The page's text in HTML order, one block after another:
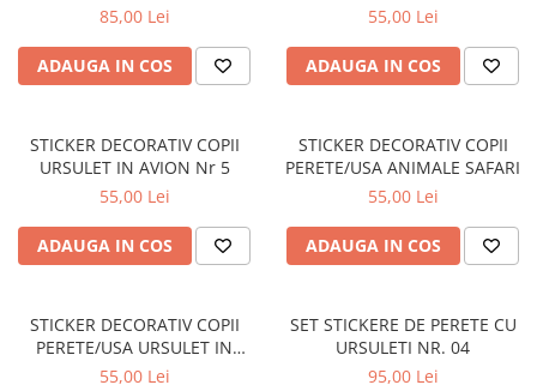
STICKERE STALPI
STALPI MARCI AUTO
TOP VANZARI
STICKERE STALPI SI GEAM MIC
STICKERE CAMUFLAJ
STICKERE PENTRU FIRME
STICKERE MARI
DAF
85,00 Lei
ADAUGA IN COS
55,00 Lei
ADAUGA IN COS
STICKER DECORATIV COPII
URSULET IN AVION Nr 5
55,00 Lei
ADAUGA IN COS
STICKER DECORATIV COPII
PERETE/USA ANIMALE SAFARI
55,00 Lei
ADAUGA IN COS
STICKER DECORATIV COPII
PERETE/USA URSULET IN
AVION
55,00 Lei
SET STICKERE DE PERETE CU
URSULETI NR. 04
95,00 Lei